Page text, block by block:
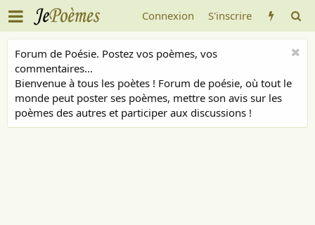
Connexion S'inscrire
Forum de Poésie. Postez vos poèmes, vos
commentaires...
Bienvenue à tous les poètes ! Forum de poésie, où tout le
monde peut poster ses poèmes, mettre son avis sur les
poèmes des autres et participer aux discussions !